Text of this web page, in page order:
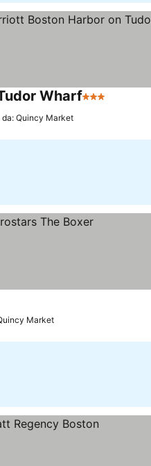
Wharf3 Stelle
da: Quincy Market
Market